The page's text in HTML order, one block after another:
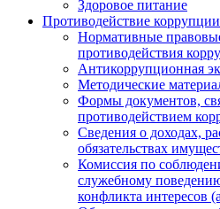
Здоровое питание
Противодействие коррупции
Нормативные
противодействия
Антикоррупционная
Методические
Формы документов,
противодействием
Сведения о доходах,
обязательствах
Комиссия по
служебному
конфликта интересов